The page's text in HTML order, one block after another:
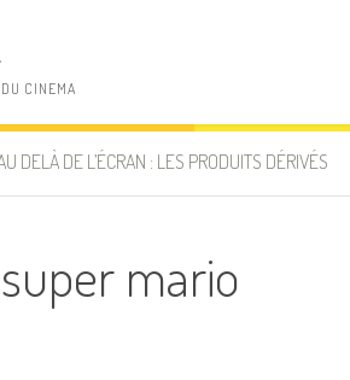
CINEMA
DELÀ DE L’ÉCRAN : LES PRODUITS DÉRIVÉS
mario